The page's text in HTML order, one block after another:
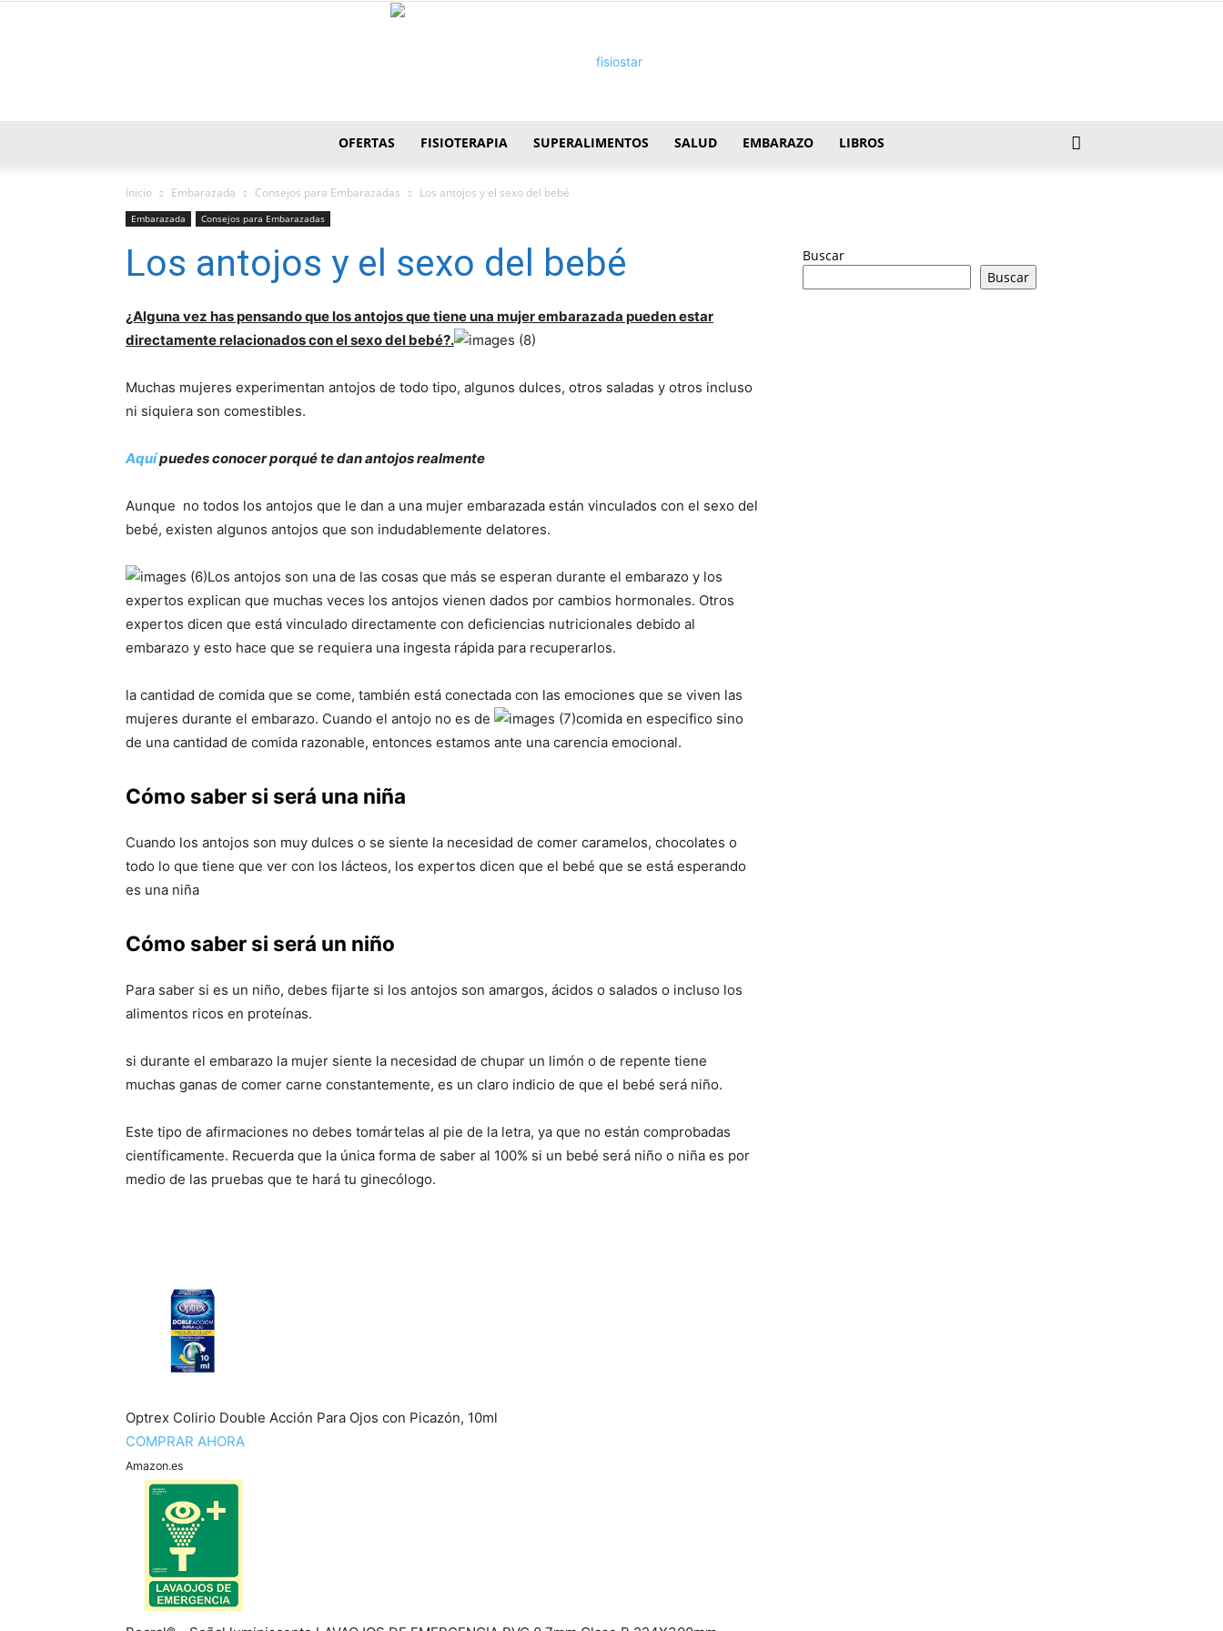
OFERTAS FISIOTERAPIA SUPERALIMENTOS SALUD EMBARAZO LIBROS
Inicio Embarazada Consejos para Embarazadas Los antojos y el sexo del bebé
Embarazada Consejos para Embarazadas
Los antojos y el sexo del bebé
¿Alguna vez has pensando que los antojos que tiene una mujer embarazada pueden estar
directamente relacionados con el sexo del bebé?.
Muchas mujeres experimentan antojos de todo tipo, algunos dulces, otros saladas y otros incluso
ni siquiera son comestibles.
Aquípuedes conocer porqué te dan antojos realmente
Aunque no todos los antojos que le dan a una mujer embarazada están vinculados con el sexo del
bebé, existen algunos antojos que son indudablemente delatores.
Los antojos son una de las cosas que más se esperan durante el embarazo y los
expertos explican que muchas veces los antojos vienen dados por cambios hormonales. Otros
expertos dicen que está vinculado directamente con deficiencias nutricionales debido al
embarazo y esto hace que se requiera una ingesta rápida para recuperarlos.
la cantidad de comida que se come, también está conectada con las emociones que se viven las
mujeres durante el embarazo. Cuando el antojo no es de
comida en especifico sino
de una cantidad de comida razonable, entonces estamos ante una carencia emocional.
Cómo saber si será una niña
Cuando los antojos son muy dulces o se siente la necesidad de comer caramelos, chocolates o
todo lo que tiene que ver con los lácteos, los expertos dicen que el bebé que se está esperando
es una niña
Cómo saber si será un niño
Para saber si es un niño, debes fijarte si los antojos son amargos, ácidos o salados o incluso los
alimentos ricos en proteínas.
si durante el embarazo la mujer siente la necesidad de chupar un limón o de repente tiene
muchas ganas de comer carne constantemente, es un claro indicio de que el bebé será niño.
Este tipo de afirmaciones no debes tomártelas al pie de la letra, ya que no están comprobadas
científicamente. Recuerda que la única forma de saber al 100% si un bebé será niño o niña es por
medio de las pruebas que te hará tu ginecólogo.
Optrex Colirio Double Acción Para Ojos con Picazón, 10ml
COMPRAR AHORA
Amazon.es
Buscar
Buscar